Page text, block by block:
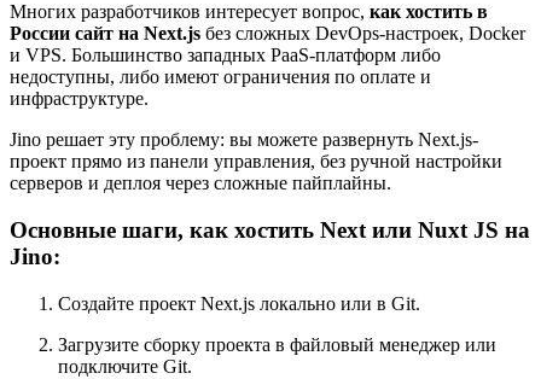
Многих разработчиков интересует вопрос, как хостить в
России сайт на Next.js без сложных DevOps-настроек, Docker
и VPS. Большинство западных PaaS-платформ либо
недоступны, либо имеют ограничения по оплате и
инфраструктуре.
Jino решает эту проблему: вы можете развернуть Next.js-
проект прямо из панели управления, без ручной настройки
серверов и деплоя через сложные пайплайны.
Основные шаги, как хостить Next или Nuxt JS на
Jino:
Создайте проект Next.js локально или в Git.
Загрузите сборку проекта в файловый менеджер или
подключите Git.